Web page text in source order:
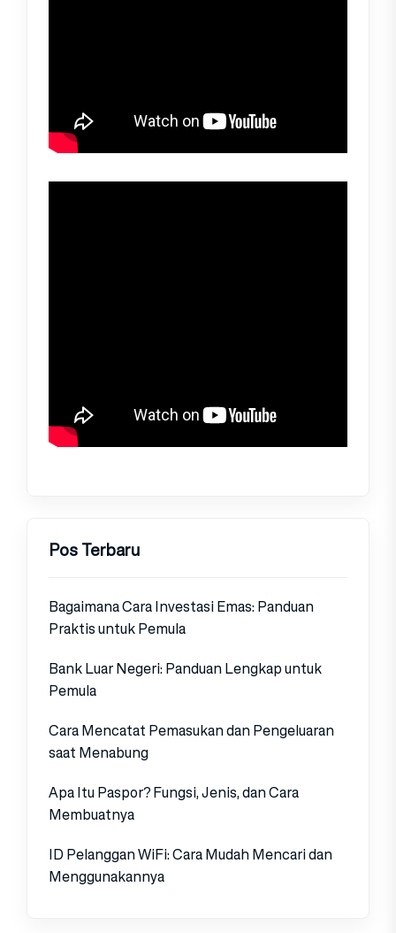
Pos Terbaru
Bagaimana Cara Investasi Emas: Panduan
Praktis untuk Pemula
Bank Luar Negeri: Panduan Lengkap untuk
Pemula
Cara Mencatat Pemasukan dan Pengeluaran
saat Menabung
Apa Itu Paspor? Fungsi, Jenis, dan Cara
Membuatnya
ID Pelanggan WiFi: Cara Mudah Mencari dan
Menggunakannya